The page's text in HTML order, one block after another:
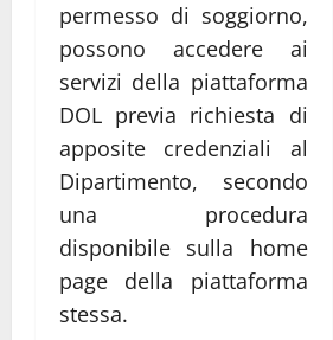
permesso di soggiorno,
possono accedere ai
servizi della piattaforma
DOL previa richiesta di
apposite credenziali al
Dipartimento, secondo
una procedura
disponibile sulla home
page della piattaforma
stessa.